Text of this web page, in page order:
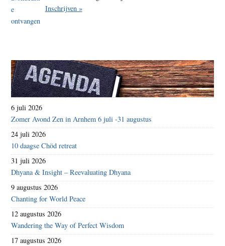
Inschrijven »
6 juli 2026
Zomer Avond Zen in Arnhem 6 juli -31 augustus
24 juli 2026
10 daagse Chöd retreat
31 juli 2026
Dhyana & Insight – Reevaluating Dhyana
9 augustus 2026
Chanting for World Peace
12 augustus 2026
Wandering the Way of Perfect Wisdom
17 augustus 2026